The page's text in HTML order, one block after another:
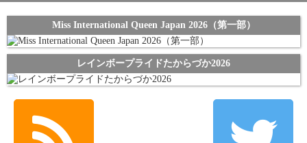
Miss International Queen Japan 2026（第一部）
レインボープライドたからづか2026